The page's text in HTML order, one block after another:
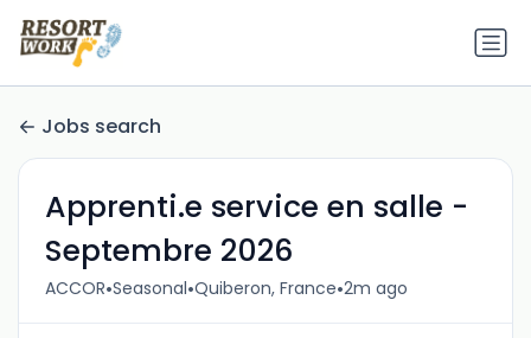
Jobs search
Apprenti.e service en salle -
Septembre 2026
ACCOR•Seasonal•Quiberon, France•2m ago